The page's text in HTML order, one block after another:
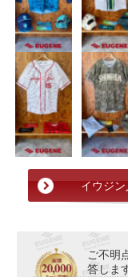
イウジ
ご不明
答しま